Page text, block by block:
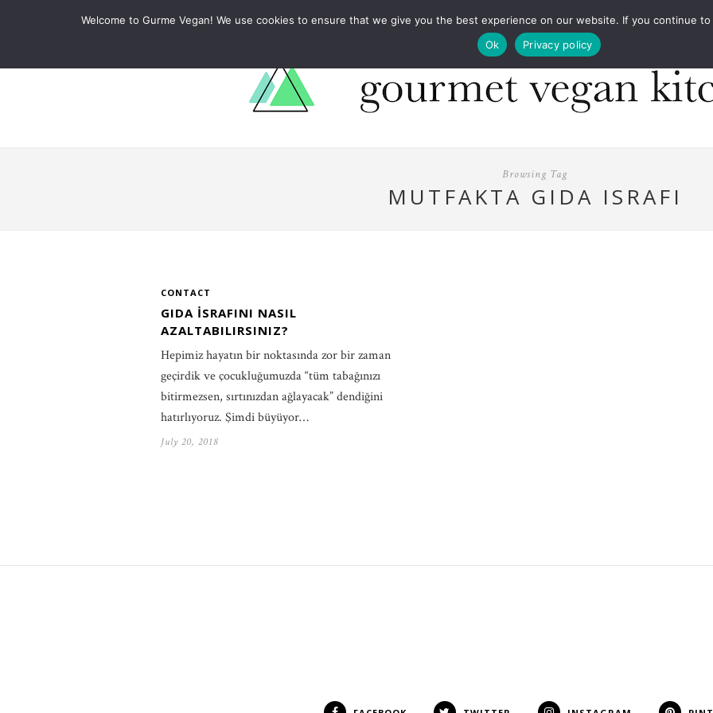
ABOUT RECIPES LEARN COOKBOOKS FOOD DESIGN PRESS
Browsing Tag
MUTFAKTA GIDA ISRAFI
CONTACT
GIDA İSRAFINI NASIL
AZALTABILIRSINIZ?
Hepimiz hayatın bir noktasında zor bir zaman
geçirdik ve çocukluğumuzda “tüm tabağınızı
bitirmezsen, sırtınızdan ağlayacak” dendiğini
hatırlıyoruz. Şimdi büyüyor…
July 20, 2018
Welcome to Gurme Vegan! We use cookies to ensure that we give you the best experience on our website. If you continue
Ok
Privacy policy